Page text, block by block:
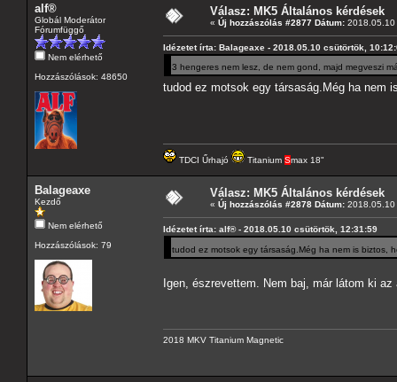
alf®
Globál Moderátor
Fórumfüggő
Nem elérhető
Hozzászólások: 48650
Válasz: MK5 Általános kérdések
« Új hozzászólás #2877 Dátum: 2018.05.10
Idézetet írta: Balageaxe - 2018.05.10 csütörtök,
3 hengeres nem lesz, de nem gond, majd megveszi
tudod ez motsok egy társaság.Még ha
TDCI Űrhajó Titanium Smax 18"
Balageaxe
Kezdő
Nem elérhető
Hozzászólások: 79
Válasz: MK5 Általános kérdések
« Új hozzászólás #2878 Dátum: 2018.05.10
Idézetet írta: alf® - 2018.05.10 csütörtök, 12:31:59
tudod ez motsok egy társaság.Még ha nem is biztos,
Igen, észrevettem. Nem baj, már látom ki
2018 MKV Titanium Magnetic